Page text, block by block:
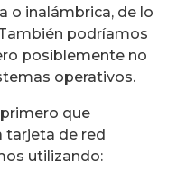
o inalámbrica, de lo
podríamos
posiblemente no
operativos.
que
tarjeta de red
utilizando: